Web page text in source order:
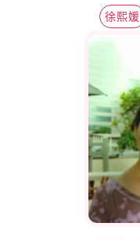
徐熙媛